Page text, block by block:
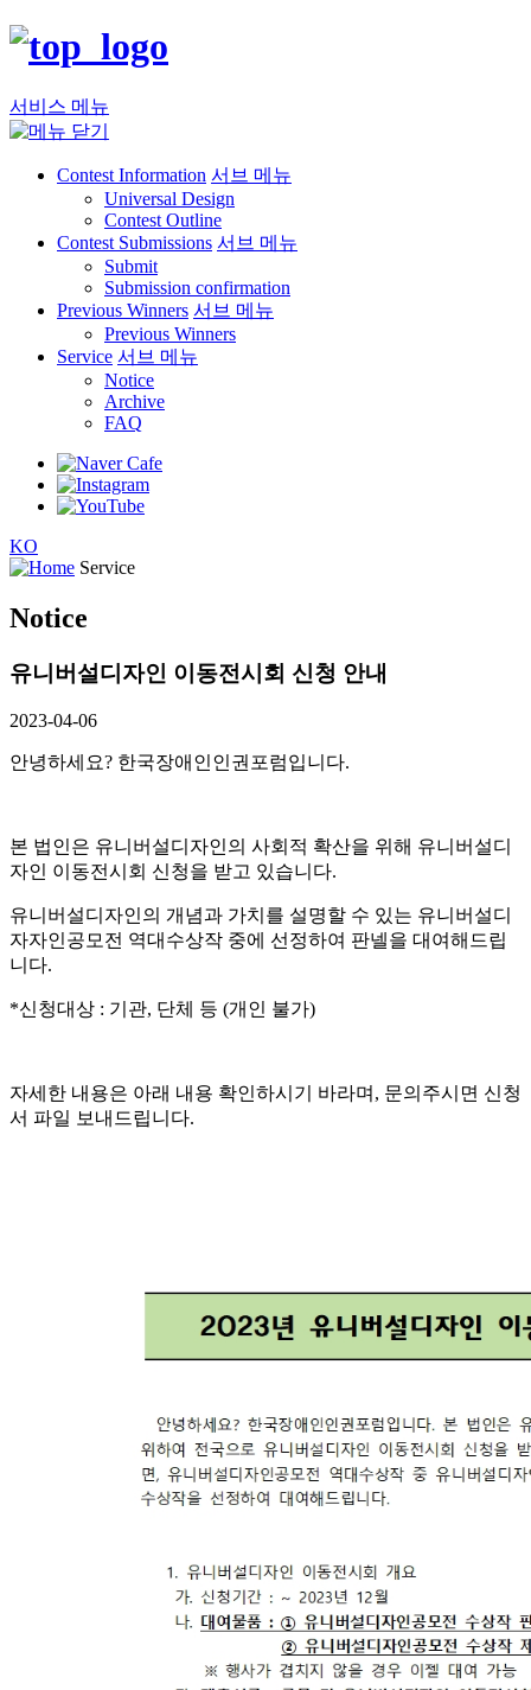
서비스 메뉴
Contest Information 서브 메뉴
Universal Design
Contest Outline
Contest Submissions 서브 메뉴
Submit
Submission confirmation
Previous Winners 서브 메뉴
Previous Winners
Service 서브 메뉴
Notice
Archive
FAQ
KO
Service
Notice
유니버설디자인 이동전시회 신청 안내
2023-04-06
안녕하세요? 한국장애인인권포럼입니다.
본 법인은 유니버설디자인의 사회적 확산을 위해 유니버설디
자인 이동전시회 신청을 받고 있습니다.
유니버설디자인의 개념과 가치를 설명할 수 있는 유니버설디
자자인공모전 역대수상작 중에 선정하여 판넬을 대여해드립
니다.
*신청대상 : 기관, 단체 등 (개인 불가)
자세한 내용은 아래 내용 확인하시기 바라며, 문의주시면 신청
서 파일 보내드립니다.